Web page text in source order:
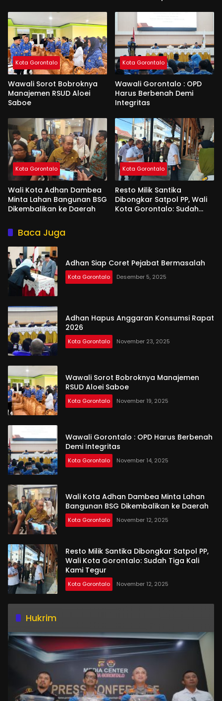
Kota Gorontalo
Wawali Sorot Bobroknya
Manajemen RSUD Aloei
Saboe
Kota Gorontalo
Wawali Gorontalo : OPD
Harus Berbenah Demi
Integritas
Kota Gorontalo
Wali Kota Adhan Dambea
Minta Lahan Bangunan BSG
Dikembalikan ke Daerah
Kota Gorontalo
Resto Milik Santika
Dibongkar Satpol PP, Wali
Kota Gorontalo: Sudah
Baca Juga
Adhan Siap Coret Pejabat Bermasalah
Kota Gorontalo Desember 5, 2025
Adhan Hapus Anggaran Konsumsi Rapat
2026
Kota Gorontalo November 23, 2025
Wawali Sorot Bobroknya Manajemen
RSUD Aloei Saboe
Kota Gorontalo November 19, 2025
Wawali Gorontalo : OPD Harus Berbenah
Demi Integritas
Kota Gorontalo November 14, 2025
Wali Kota Adhan Dambea Minta Lahan
Bangunan BSG Dikembalikan ke Daerah
Kota Gorontalo November 12, 2025
Resto Milik Santika Dibongkar Satpol PP,
Wali Kota Gorontalo: Sudah Tiga Kali
Kami Tegur
Kota Gorontalo November 12, 2025
Hukrim